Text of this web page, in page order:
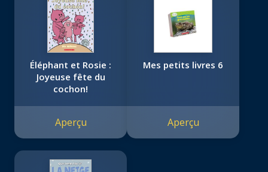
Éléphant et Rosie :
Joyeuse fête du
cochon!
Aperçu
Mes petits livres 6
Aperçu